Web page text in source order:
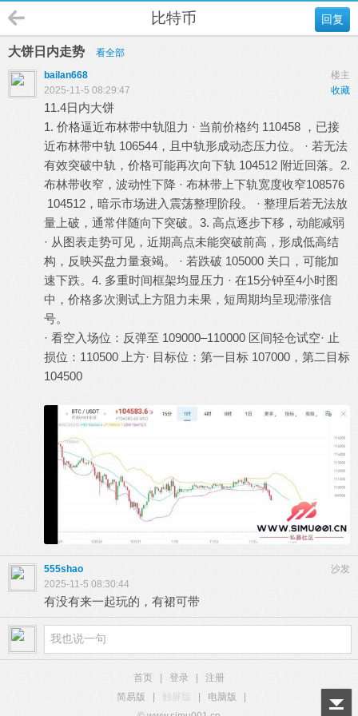
回复
比特币
大饼日内走势
看全部
楼主
bailan668
收藏
2025-11-5 08:29:47
11.4日内大饼
1. 价格逼近布林带中轨阻力 · 当前价格约 110458 ，已接
近布林带中轨 106544，且中轨形成动态压力位。 · 若无法
有效突破中轨，价格可能再次向下轨 104512 附近回落。2.
布林带收窄，波动性下降 · 布林带上下轨宽度收窄108576
104512，暗示市场进入震荡整理阶段。 · 整理后若无法放
量上破，通常伴随向下突破。3. 高点逐步下移，动能减弱
· 从图表走势可见，近期高点未能突破前高，形成低高结
构，反映买盘力量衰竭。 · 若跌破 105000 关口，可能加
速下跌。4. 多重时间框架均显压力 · 在15分钟至4小时图
中，价格多次测试上方阻力未果，短周期均呈现滞涨信
号。
· 看空入场位：反弹至 109000–110000 区间轻仓试空· 止
损位：110500 上方· 目标位：第一目标 107000，第二目标
104500
沙发
555shao
2025-11-5 08:30:44
有没有来一起玩的，有裙可带
首页 | 登录 |
注册
简易版
| 触屏版 | 电脑版
|